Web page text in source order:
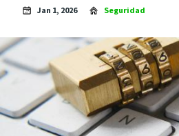
Jan 1, 2026 Seguridad